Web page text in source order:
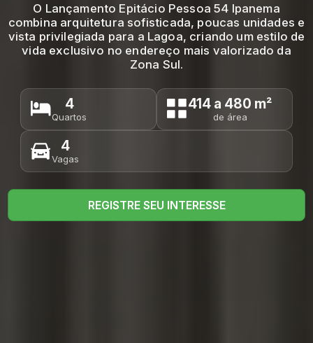
O Lançamento Epitácio Pessoa 54 Ipanema
combina arquitetura sofisticada, poucas unidades e
vista privilegiada para a Lagoa, criando um estilo de
vida exclusivo no endereço mais valorizado da
Zona Sul.
4
Quartos
414 a 480 m²
de área
4
Vagas
REGISTRE SEU INTERESSE